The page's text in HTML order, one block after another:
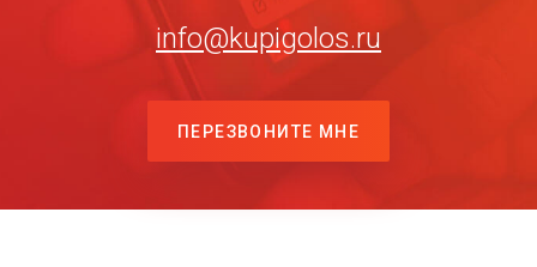
info@kupigolos.ru
ПЕРЕЗВОНИТЕ МНЕ